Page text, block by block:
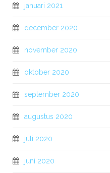
januari 2021
december 2020
november 2020
oktober 2020
september 2020
augustus 2020
juli 2020
juni 2020